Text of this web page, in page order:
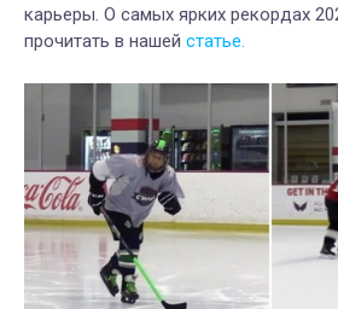
карьеры. О самых ярких рекордах
прочитать в нашей статье.